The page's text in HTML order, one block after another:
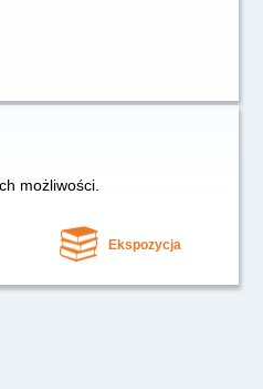
możliwości.
Ekspozycja